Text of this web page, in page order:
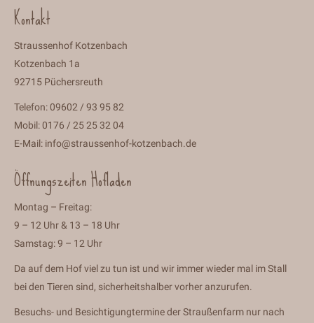
Kontakt
Straussenhof Kotzenbach
Kotzenbach 1a
92715 Püchersreuth
Telefon: 09602 / 93 95 82
Mobil: 0176 / 25 25 32 04
E-Mail: info@straussenhof-kotzenbach.de
Öffnungszeiten Hofladen
Montag – Freitag:
9 – 12 Uhr & 13 – 18 Uhr
Samstag: 9 – 12 Uhr
Da auf dem Hof viel zu tun ist und wir immer wieder mal im Stall
bei den Tieren sind, sicherheitshalber vorher anzurufen.
Besuchs- und Besichtigungtermine der Straußenfarm nur nach